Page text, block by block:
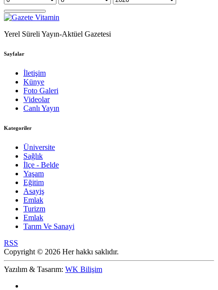
Yerel Süreli Yayın-Aktüel Gazetesi
Sayfalar
İletişim
Künye
Foto Galeri
Videolar
Canlı Yayın
Kategoriler
Üniversite
Sağlık
İlçe - Belde
Yaşam
Eğitim
Asayiş
Emlak
Turizm
Emlak
Tarım Ve Sanayi
RSS
Copyright © 2026 Her hakkı saklıdır.
Yazılım & Tasarım: WK Bilişim